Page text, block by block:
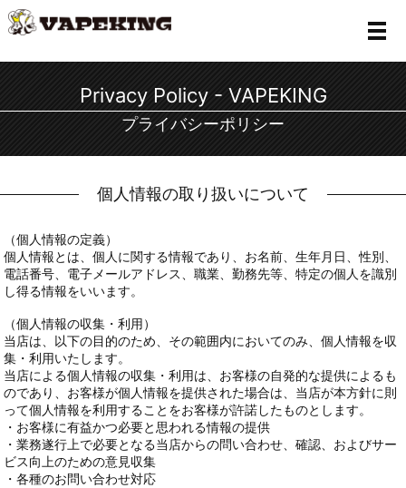
メ
Privacy Policy - VAPEKING
プライバシーポリシー
個人情報の取り扱いについて
（個人情報の定義）
個人情報とは、個人に関する情報であり、お名前、生年月日、性別、
電話番号、電子メールアドレス、職業、勤務先等、特定の個人を識別
し得る情報をいいます。
（個人情報の収集・利用）
当店は、以下の目的のため、その範囲内においてのみ、個人情報を収
集・利用いたします。
当店による個人情報の収集・利用は、お客様の自発的な提供によるも
のであり、お客様が個人情報を提供された場合は、当店が本方針に則
って個人情報を利用することをお客様が許諾したものとします。
・お客様に有益かつ必要と思われる情報の提供
・業務遂行上で必要となる当店からの問い合わせ、確認、およびサー
ビス向上のための意見収集
・各種のお問い合わせ対応